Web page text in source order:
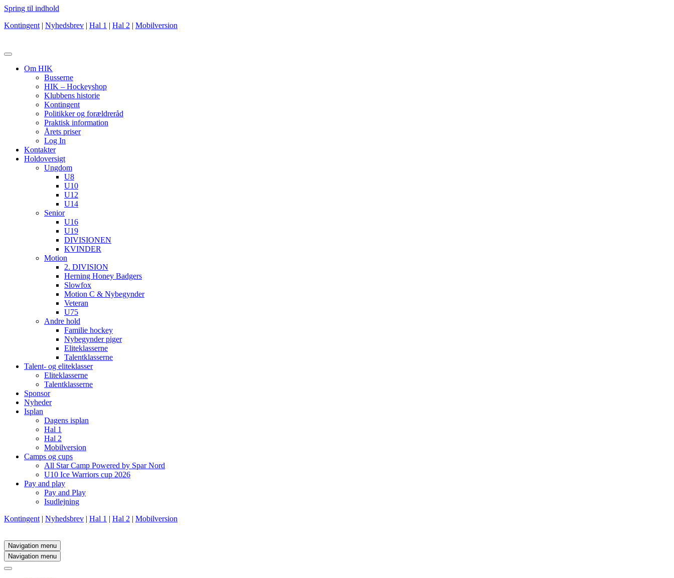
Spring til indhold
Kontingent | Nyhedsbrev | Hal 1 | Hal 2 | Mobilversion
Om HIK
Busserne
HIK – Hockeyshop
Klubbens historie
Kontingent
Politikker og forældreråd
Praktisk information
Årets priser
Log In
Kontakter
Holdoversigt
Ungdom
U8
U10
U12
U14
Senior
U16
U19
DIVISIONEN
KVINDER
Motion
2. DIVISION
Herning Honey Badgers
Slowfox
Motion C & Nybegynder
Veteran
U75
Andre hold
Familie hockey
Nybegynder piger
Eliteklasserne
Talentklasserne
Talent- og eliteklasser
Eliteklasserne
Talentklasserne
Sponsor
Nyheder
Isplan
Dagens isplan
Hal 1
Hal 2
Mobilversion
Camps og cups
All Star Camp Powered by Spar Nord
U10 Ice Warriors cup 2026
Pay and play
Pay and Play
Isudlejning
Kontingent | Nyhedsbrev | Hal 1 | Hal 2 | Mobilversion
Navigation menu
Navigation menu